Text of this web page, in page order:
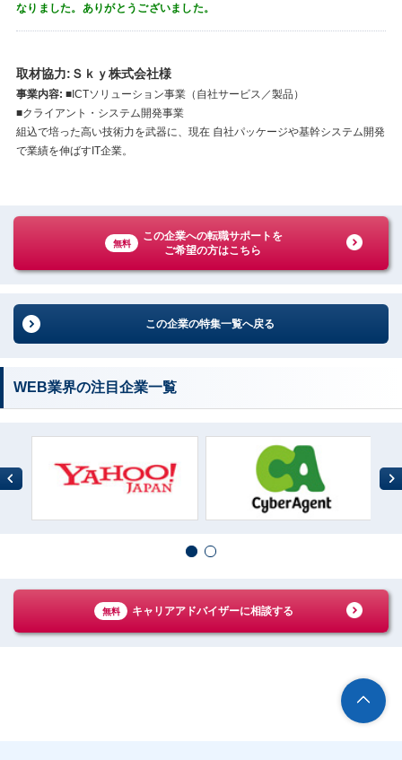
なりました。ありがとうございました。
取材協力:Ｓｋｙ株式会社様
事業内容: ■ICTソリューション事業（自社サービス／製品）
■クライアント・システム開発事業
組込で培った高い技術力を武器に、現在 自社パッケージや基幹システム開発
で業績を伸ばすIT企業。
無料
この企業への転職サポートを
ご希望の方はこちら
この企業の特集一覧へ戻る
WEB業界の注目企業一覧
無料 キャリアアドバイザーに相談する